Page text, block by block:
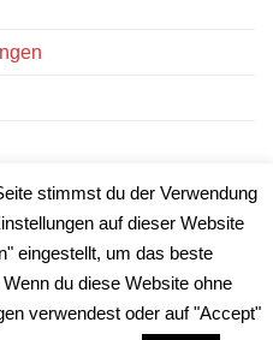
stimmst du der Verwendung
auf dieser Website
eingestellt, um das beste
du diese Website ohne
verwendest oder auf "Accept"